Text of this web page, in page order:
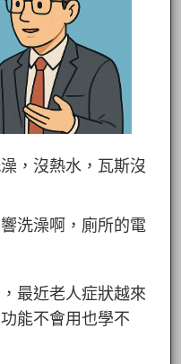
，沒熱水，瓦斯沒
洗澡啊，廁所的電
最近老人症狀越來
能不會用也學不